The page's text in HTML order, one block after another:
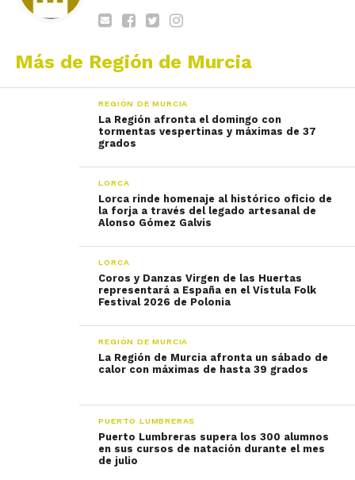
Más de Región de Murcia
REGIÓN DE MURCIA
La Región afronta el domingo con
tormentas vespertinas y máximas de 37
grados
LORCA
Lorca rinde homenaje al histórico oficio de
la forja a través del legado artesanal de
Alonso Gómez Galvis
LORCA
Coros y Danzas Virgen de las Huertas
representará a España en el Vístula Folk
Festival 2026 de Polonia
REGIÓN DE MURCIA
La Región de Murcia afronta un sábado de
calor con máximas de hasta 39 grados
PUERTO LUMBRERAS
Puerto Lumbreras supera los 300 alumnos
en sus cursos de natación durante el mes
de julio